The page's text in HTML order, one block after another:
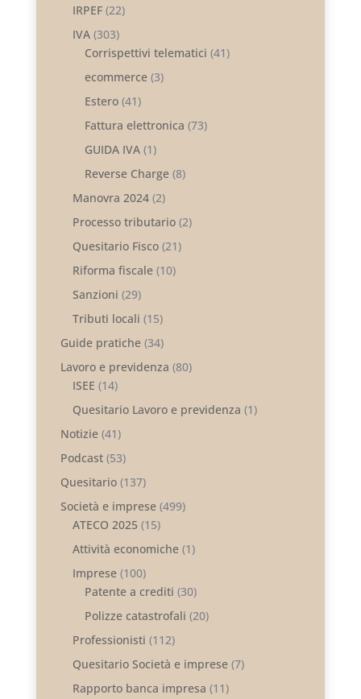
IRPEF(22)
IVA(303)
Corrispettivi telematici (41)
ecommerce(3)
Estero(41)
Fattura elettronica (73)
GUIDA IVA(1)
Reverse Charge(8)
Manovra 2024(2)
Processo tributario(2)
Quesitario Fisco(21)
Riforma fiscale(10)
Sanzioni (29)
Tributi locali (15)
Guide pratiche(34)
Lavoro e previdenza (80)
ISEE (14)
Quesitario Lavoro e previdenza (1)
Notizie(41)
Podcast(53)
Quesitario(137)
Società e imprese(499)
ATECO 2025 (15)
Attività economiche(1)
Imprese(100)
Patente a crediti (30)
Polizze catastrofali (20)
Professionisti (112)
Quesitario Società e imprese(7)
Rapporto banca impresa (11)